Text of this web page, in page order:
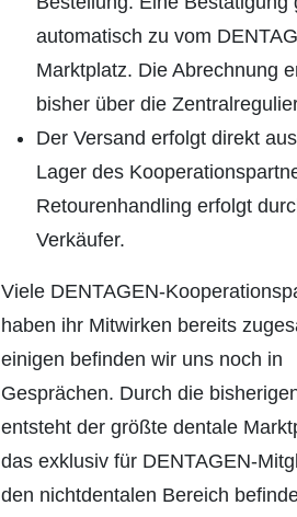
automatisch zu vom
Marktplatz. Die Abrechnung
bisher über die
Der Versand erfolgt direkt
Lager des
Retourenhandling erfolgt
Verkäufer.
Viele DENTAGEN-
haben ihr Mitwirken bereits
einigen befinden wir uns noch in
Gesprächen. Durch die
entsteht der größte dentale
das exklusiv für DENTAGEN-
den nichtdentalen Bereich